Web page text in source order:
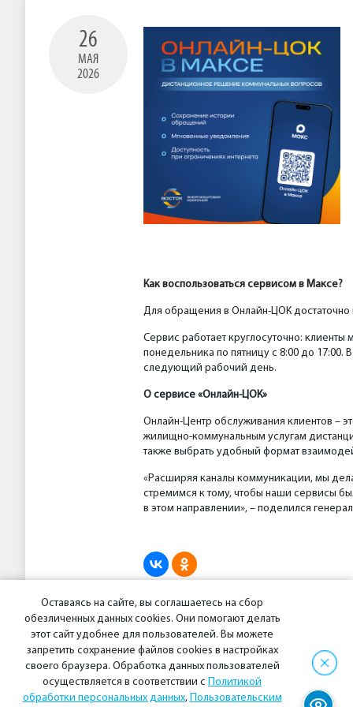
26
МАЯ
2026
Как воспользоваться сервисом в Максе?
Для обращения в Онлайн-ЦОК
Сервис работает круглосуточно:
понедельника по пятницу с 8:00 до 17:00.
следующий рабочий день.
О сервисе «Онлайн-ЦОК»
Онлайн-Центр обслуживания клиентов –
жилищно-коммунальным услугам
также выбрать удобный формат
«Расширяя каналы коммуникации, мы
стремимся к тому, чтобы наши сервисы
в этом направлении», – поделился
Предыдущая новость
Оставаясь на сайте, вы соглашаетесь на сбор
обезличенных данных cookies. Они помогают делать
этот сайт удобнее для пользователей. Вы можете
запретить сохранение файлов cookies в настройках
своего браузера. Обработка данных пользователей
осуществляется в соответствии с Политикой
обработки персональных данных, Пользовательским